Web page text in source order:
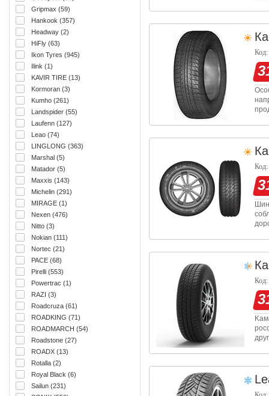
Gripmax (59)
Hankook (357)
Headway (2)
HiFly (63)
Ikon Tyres (945)
Ilink (1)
KAVIR TIRE (13)
Kormoran (3)
Kumho (261)
Landspider (55)
Laufenn (127)
Leao (74)
LINGLONG (363)
Marshal (5)
Matador (5)
Maxxis (143)
Michelin (291)
MIRAGE (1)
Nexen (476)
Nitto (3)
Nokian (111)
Nortec (21)
PACE (68)
Pirelli (553)
Powertrac (1)
RAZI (3)
Roadcruza (61)
ROADKING (71)
ROADMARCH (54)
Roadstone (27)
ROADX (13)
Rotalla (2)
Royal Black (6)
Sailun (231)
Код:
Код:
Код: